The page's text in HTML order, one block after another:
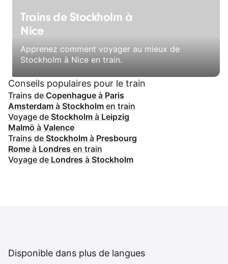
Trains de Stockholm à
Nice
Apprenez comment voyager au mieux de
Stockholm à Nice en train.
Conseils populaires pour le train
Trains de Copenhague à Paris
Amsterdam à Stockholm en train
Voyage de Stockholm à Leipzig
Malmö à Valence
Trains de Stockholm à Presbourg
Rome à Londres en train
Voyage de Londres à Stockholm
Disponible dans plus de langues